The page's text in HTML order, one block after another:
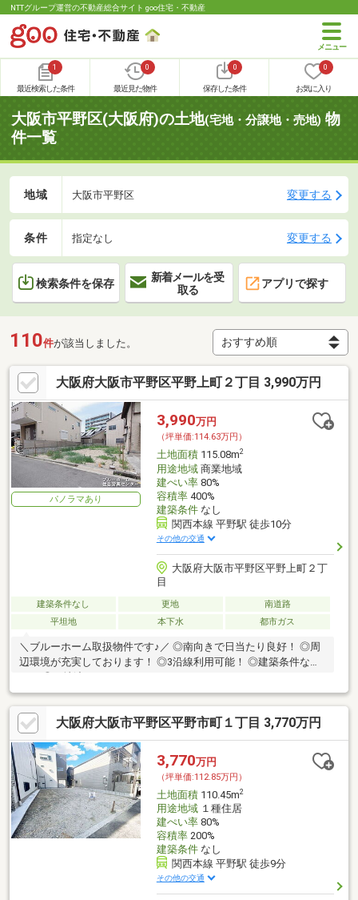
NTTグループ運営の不動産総合サイト goo住宅・不動産
1
最近検索した条件
0
最近見た物件
0
保存した条件
0
お気に入り
大阪市平野区(大阪府)の土地(宅地・分譲地・売地) 物
件一覧
地域 大阪市平野区 変更する
条件 指定なし 変更する
検索条件を保存
新着メールを受
取る
アプリで探す
110件が該当しました。
大阪府大阪市平野区平野上町２丁目 3,990万円
パノラマあり
3,990万円
（坪単価:114.63万円）
土地面積115.08m2
用途地域商業地域
建ぺい率80%
容積率400%
建築条件なし
関西本線 平野駅 徒歩10分
その他の交通
大阪府大阪市平野区平野上町２丁
目
建築条件なし 更地
南道路
平坦地
本下水 都市ガス
＼ブルーホーム取扱物件です♪／ ◎南向きで日当たり良好！ ◎周
辺環境が充実しております！ ◎3沿線利用可能！ ◎建築条件な
し！ ◎更地渡し！
大阪府大阪市平野区平野市町１丁目 3,770万円
3,770万円
（坪単価:112.85万円）
土地面積110.45m2
用途地域１種住居
建ぺい率80%
容積率200%
建築条件なし
関西本線 平野駅 徒歩9分
その他の交通